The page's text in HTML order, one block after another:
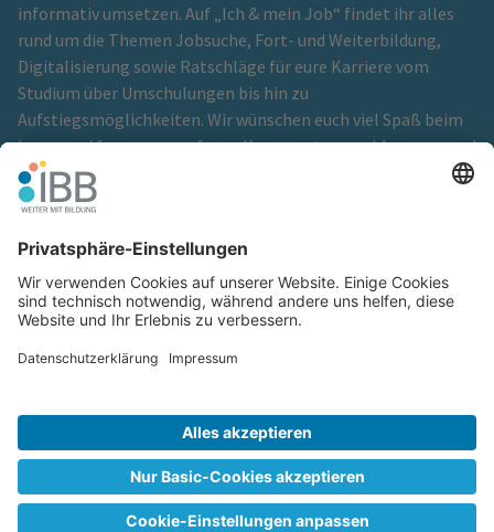
informativ umsetzen. Auf „Ich & mein Job“ findet ihr alles
rund um die Themen Jobsuche, Fort- und Weiterbildung,
Digitalisierung sowie Ratschläge für eure Karriere vom
Studium über Umschulungen bis hin zu
Aufstiegsmöglichkeiten. Wir wünschen euch viel Spaß beim
Lesen und freuen uns auf eure Kommentare und Anregungen!
Ein Blog der
Cookie-Einstellungen
Glossar
Hinweisgeberschutz
Impressum
Netiquette